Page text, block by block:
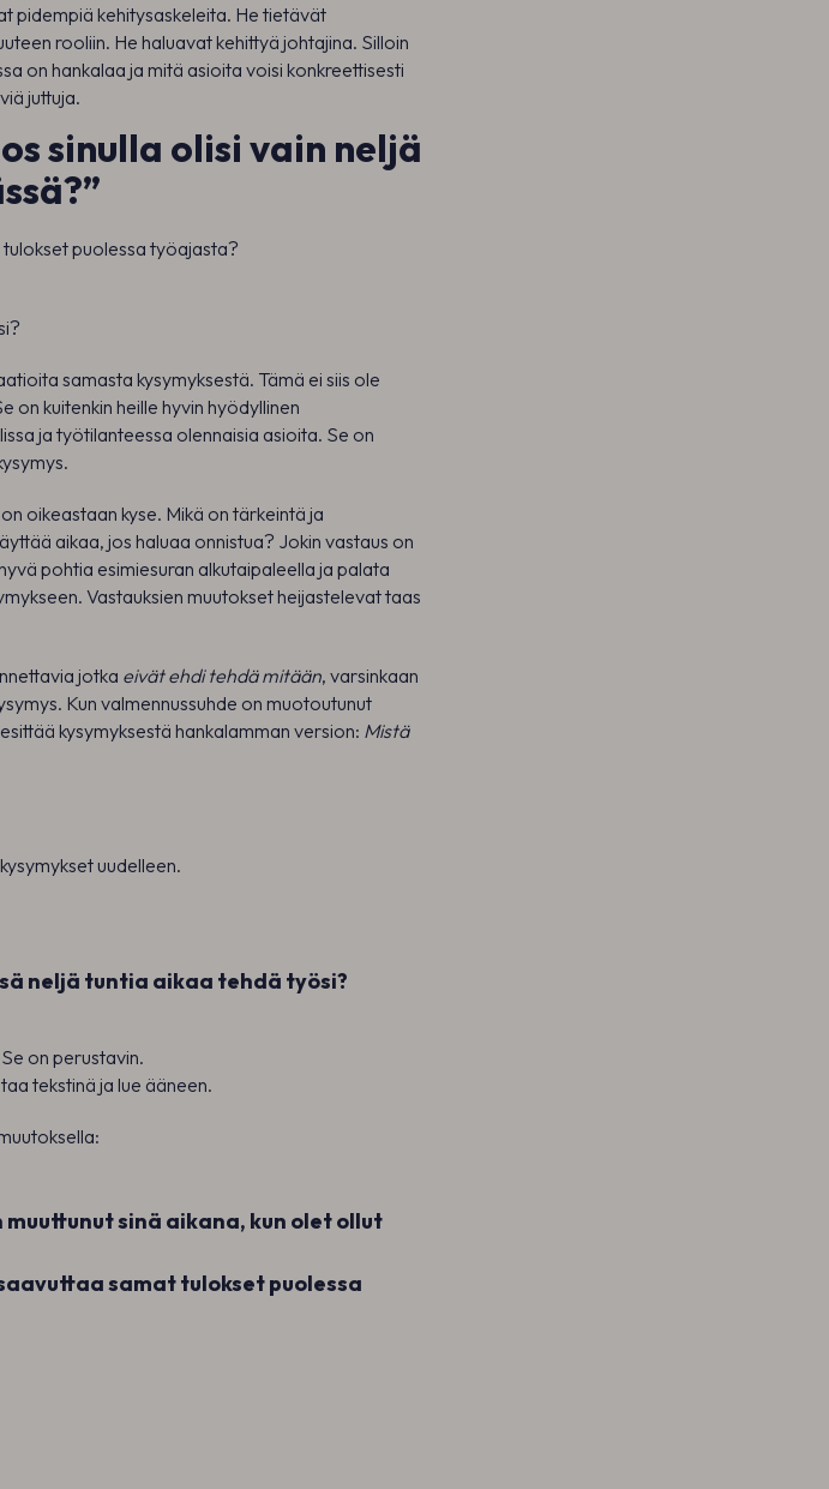
pidempiä kehitysaskeleita. He tietävät
rooliin. He haluavat kehittyä johtajina. Silloin
on hankalaa ja mitä asioita voisi konkreettisesti
juttuja.
sinulla olisi vain neljä
tulokset puolessa työajasta?
samasta kysymyksestä. Tämä ei siis ole
on kuitenkin heille hyvin hyödyllinen
ja työtilanteessa olennaisia asioita. Se on
oikeastaan kyse. Mikä on tärkeintä ja
aikaa, jos haluaa onnistua? Jokin vastaus on
pohtia esimiesuran alkutaipaleella ja palata
Vastauksien muutokset heijastelevat taas
jotka eivät ehdi tehdä mitään, varsinkaan
Kun valmennussuhde on muotoutunut
kysymyksestä hankalamman version: Mistä
uudelleen.
neljä tuntia aikaa tehdä työsi?
on perustavin.
tekstinä ja lue ääneen.
sinä aikana, kun olet ollut
samat tulokset puolessa